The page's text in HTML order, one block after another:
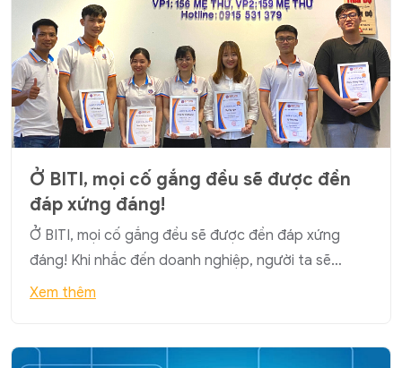
Ở BITI, mọi cố gắng đều sẽ được đền
đáp xứng đáng!
Ở BITI, mọi cố gắng đều sẽ được đền đáp xứng
đáng! Khi nhắc đến doanh nghiệp, người ta sẽ…
Xem thêm